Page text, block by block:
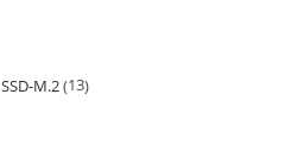
SSD-M.2 13